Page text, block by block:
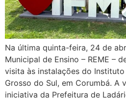
Na última quinta-feira, 24 de
Municipal de Ensino – REME –
visita às instalações do
Grosso do Sul, em Corumbá. A
iniciativa da Prefeitura de